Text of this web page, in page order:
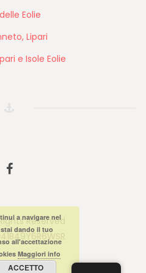
Eolie
Lipari
e Isole Eolie
Facebook
Reserved
a navigare nel
dando il tuo
all'accettazione
Maggiori info
ACCETTO